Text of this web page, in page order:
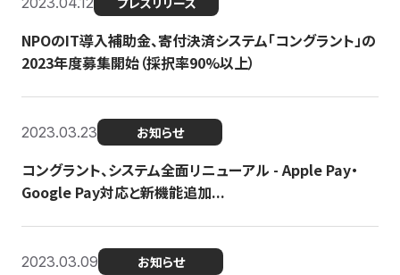
NPOのIT導入補助金、寄付決済システム「コングラント」の
2023年度募集開始（採択率90%以上）
2023.03.23 お知らせ
コングラント、システム全面リニューアル - Apple Pay・
Google Pay対応と新機能追加...
2023.03.09 お知らせ